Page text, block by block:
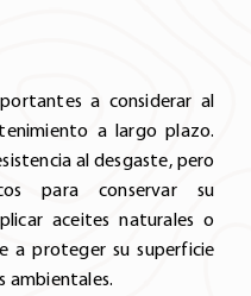
a considerar al
a largo plazo.
al desgaste, pero
para conservar su
aceites naturales o
a proteger su superficie
ambientales.